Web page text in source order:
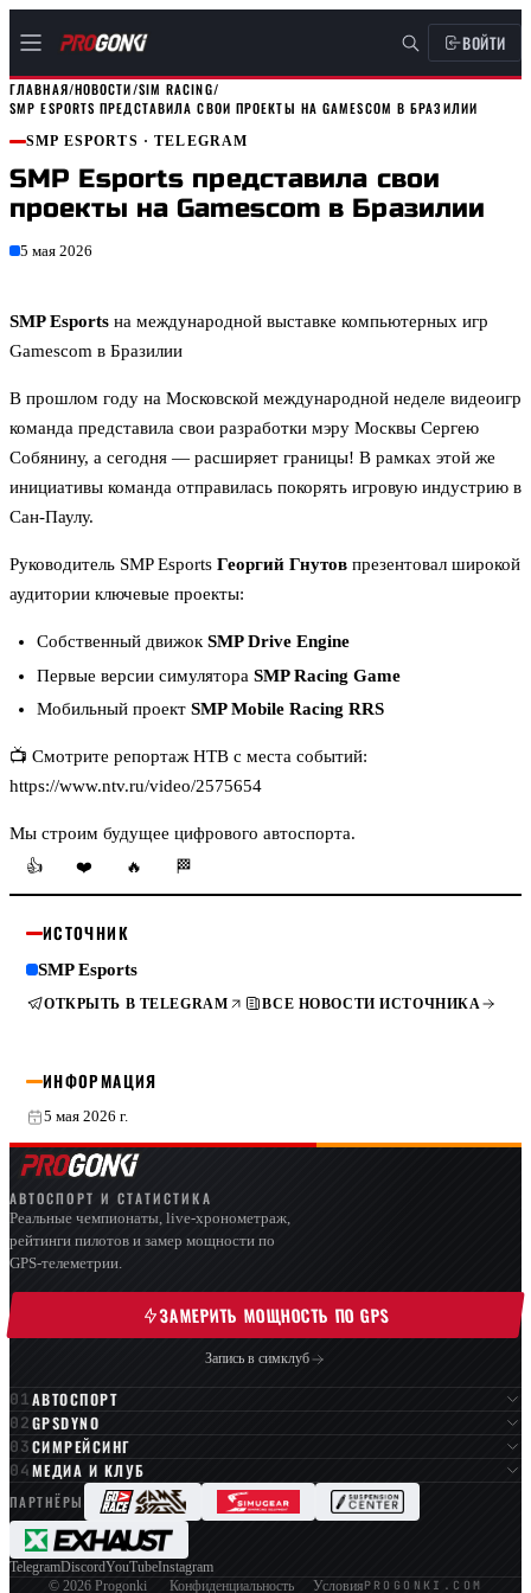
ВОЙТИ
ГЛАВНАЯ/НОВОСТИ/SIM RACING/
SMP ESPORTS ПРЕДСТАВИЛА СВОИ ПРОЕКТЫ НА GAMESCOM В БРАЗИЛИИ
SMP ESPORTS · TELEGRAM
SMP Esports представила свои
проекты на Gamescom в Бразилии
5 мая 2026
SMP Esports на международной выставке компьютерных игр
Gamescom в Бразилии
В прошлом году на Московской международной неделе видеоигр
команда представила свои разработки мэру Москвы Сергею
Собянину, а сегодня — расширяет границы! В рамках этой же
инициативы команда отправилась покорять игровую индустрию в
Сан-Паулу.
Руководитель SMP Esports Георгий Гнутов презентовал широкой
аудитории ключевые проекты:
Собственный движок SMP Drive Engine
Первые версии симулятора SMP Racing Game
Мобильный проект SMP Mobile Racing RRS
📺 Смотрите репортаж НТВ с места событий:
https://www.ntv.ru/video/2575654
Мы строим будущее цифрового автоспорта.
👍
❤️ 🔥 🏁
ИСТОЧНИК
SMP Esports
ОТКРЫТЬ В TELEGRAM ВСЕ НОВОСТИ ИСТОЧНИКА
ИНФОРМАЦИЯ
5 мая 2026 г.
АВТОСПОРТ И СТАТИСТИКА
Реальные чемпионаты, live-хронометраж,
рейтинги пилотов и замер мощности по
GPS-телеметрии.
ЗАМЕРИТЬ МОЩНОСТЬ ПО GPS
Запись в симклуб
АВТОСПОРТ
GPSDYNO
СИМРЕЙСИНГ
МЕДИА И КЛУБ
ПАРТНЁРЫ
TelegramDiscordYouTubeInstagram
© 2026 Progonki Конфиденциальность УсловияPROGONKI.COM